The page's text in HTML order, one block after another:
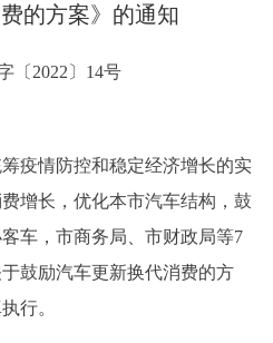
人服务 部门服务
光政务
我要咨询 我要建议
的方案》的通知
〔2022〕14号
情防控和稳定经济增长的实
增长，优化本市汽车结构，鼓
车，市商务局、市财政局等7
鼓励汽车更新换代消费的方
行。